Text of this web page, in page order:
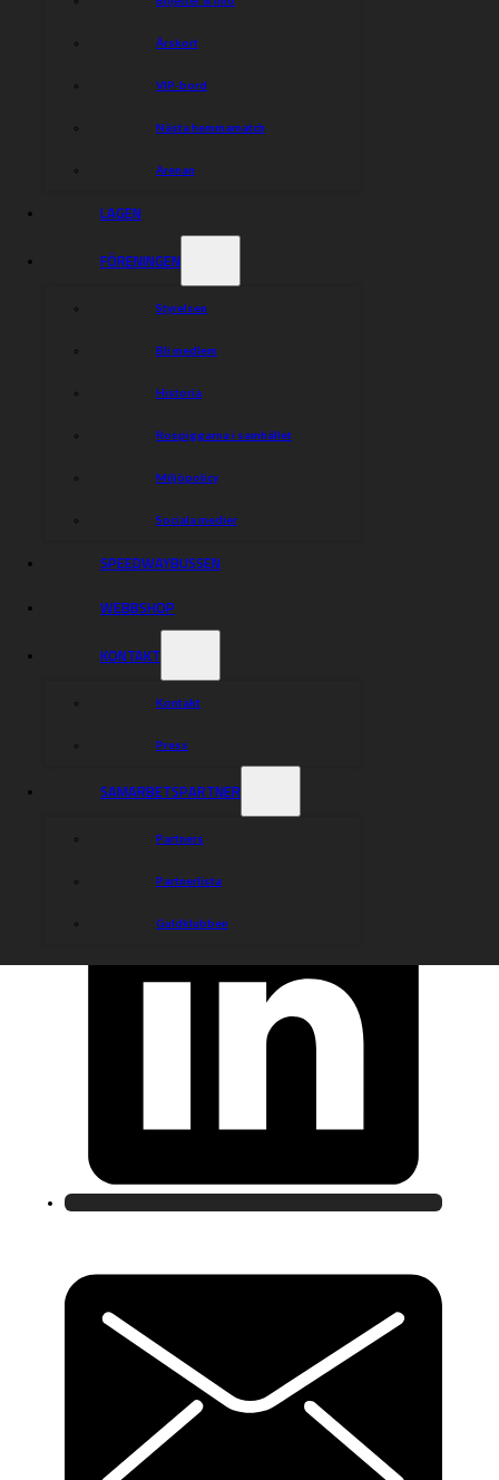
Årskort
VIP-bord
Nästa hemmamatch
Arenan
LAGEN
FÖRENINGEN
Styrelsen
Bli medlem
Historia
Rospiggarna i samhället
Miljöpolicy
Sociala medier
SPEEDWAYBUSSEN
WEBBSHOP
KONTAKT
Kontakt
Press
SAMARBETSPARTNER
Partners
Partnerlista
Guldklubben
Dela nyheten: